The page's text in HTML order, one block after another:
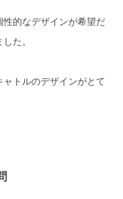
的なデザインが希望だ
た。
トルのデザインがとて